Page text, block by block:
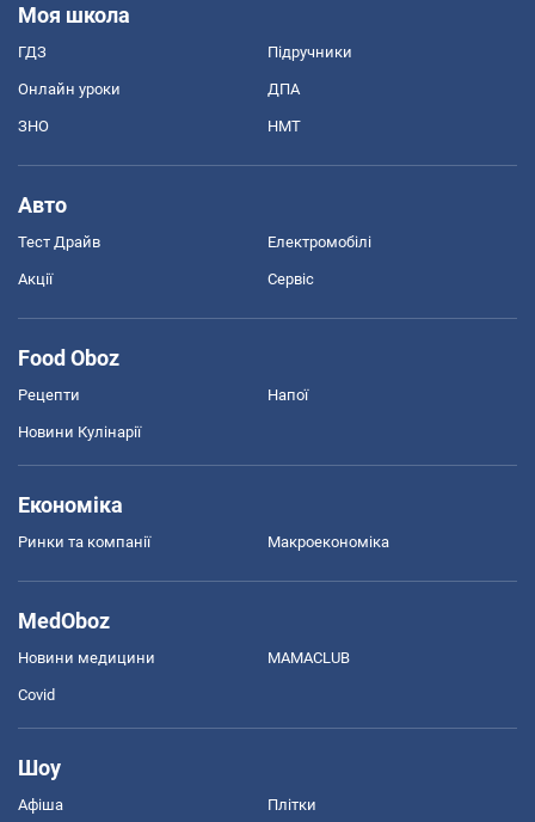
Моя школа
ГДЗ Підручники
Онлайн уроки ДПА
ЗНО НМТ
Авто
Тест Драйв Електромобілі
Акції Сервіс
Food Oboz
Рецепти Напої
Новини Кулінарії
Економіка
Ринки та компанії Макроекономіка
MedOboz
Новини медицини MAMACLUB
Covid
Шоу
Афіша Плітки